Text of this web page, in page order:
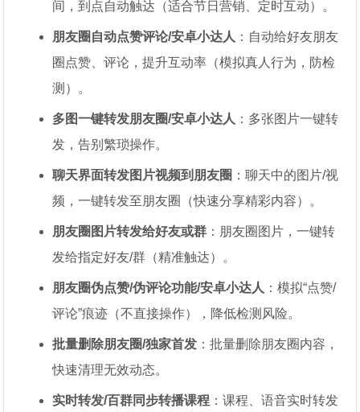
间，到点自动触达（适合节日营销、定时互动）。
朋友圈自动点赞评论/安卓小达人 ：自动给好友朋友
圈点赞、评论，提升互动率（模拟真人行为，防检
测）。
多图一键转发朋友圈/安卓小达人 ：多张图片一键转
发，告别繁琐操作。
聊天界面转发图片视频到朋友圈 ：聊天中的图片/视
频，一键转发至朋友圈（快速分享精彩内容）。
朋友圈图片转发给好友或群 ：朋友圈图片，一键转
发给指定好友/群（精准触达）。
朋友圈伪点赞/伪评论功能/安卓小达人 ：模拟“点赞/
评论”痕迹（不直接操作），降低检测风险。
批量删除朋友圈/独家首发 ：批量删除朋友圈内容，
快速清理无效动态。
实时转发/百群同步转播课程 ：课程、语音实时转发